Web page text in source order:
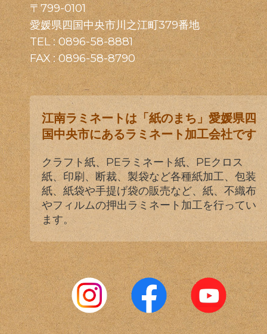
〒799-0101
愛媛県四国中央市川之江町379番地
TEL :0896-58-8881
FAX : 0896-58-8790
江南ラミネートは「紙のまち」愛媛県四
国中央市にあるラミネート加工会社です
クラフト紙、PEラミネート紙、PEクロス
紙、印刷、断裁、製袋など各種紙加工、包装
紙、紙袋や手提げ袋の販売など、紙、不織布
やフィルムの押出ラミネート加工を行ってい
ます。